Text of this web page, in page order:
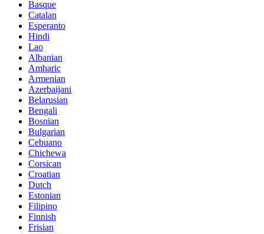
Basque
Catalan
Esperanto
Hindi
Lao
Albanian
Amharic
Armenian
Azerbaijani
Belarusian
Bengali
Bosnian
Bulgarian
Cebuano
Chichewa
Corsican
Croatian
Dutch
Estonian
Filipino
Finnish
Frisian